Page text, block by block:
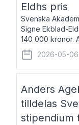
Eldhs pris
Svenska
Signe Ekblad-
140 000 kronor.
och
lovordade
2026-05-06
Anders
tilldelas
stipendium